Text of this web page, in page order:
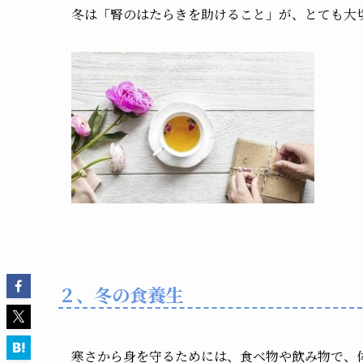
冬は「腎のはたらきを助けること」が、とても大
２、冬の食養生
寒さから身を守るためには、食べ物や飲み物で、